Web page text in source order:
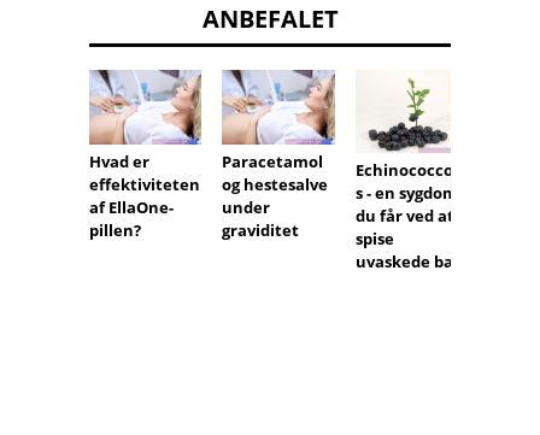
ANBEFALET
Hvad er
effektiviteten
af ​​EllaOne-
pillen?
Paracetamol
og hestesalve
under
graviditet
Echinococcosi
s - en sygdom,
du får ved at
spise
uvaskede bær